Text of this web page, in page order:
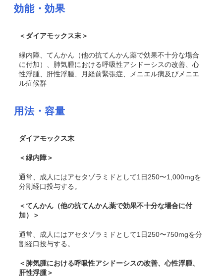
効能・効果
＜ダイアモックス末＞
緑内障、てんかん（他の抗てんかん薬で効果不十分な場合
に付加）、肺気腫における呼吸性アシドーシスの改善、心
性浮腫、肝性浮腫、月経前緊張症、メニエル病及びメニエ
ル症候群
用法・容量
ダイアモックス末
＜緑内障＞
通常、成人にはアセタゾラミドとして1日250〜1,000mgを
分割経口投与する。
＜てんかん（他の抗てんかん薬で効果不十分な場合に付
加）＞
通常、成人にはアセタゾラミドとして1日250〜750mgを分
割経口投与する。
＜肺気腫における呼吸性アシドーシスの改善、心性浮腫、
肝性浮腫＞